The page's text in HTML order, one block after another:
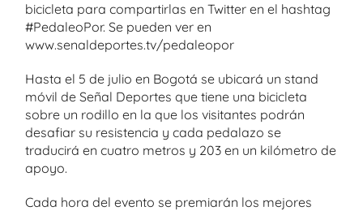
bicicleta para compartirlas en Twitter en el hashtag
#PedaleoPor. Se pueden ver en
www.senaldeportes.tv/pedaleopor
Hasta el 5 de julio en Bogotá se ubicará un stand
móvil de Señal Deportes que tiene una bicicleta
sobre un rodillo en la que los visitantes podrán
desafiar su resistencia y cada pedalazo se
traducirá en cuatro metros y 203 en un kilómetro de
apoyo.
Cada hora del evento se premiarán los mejores